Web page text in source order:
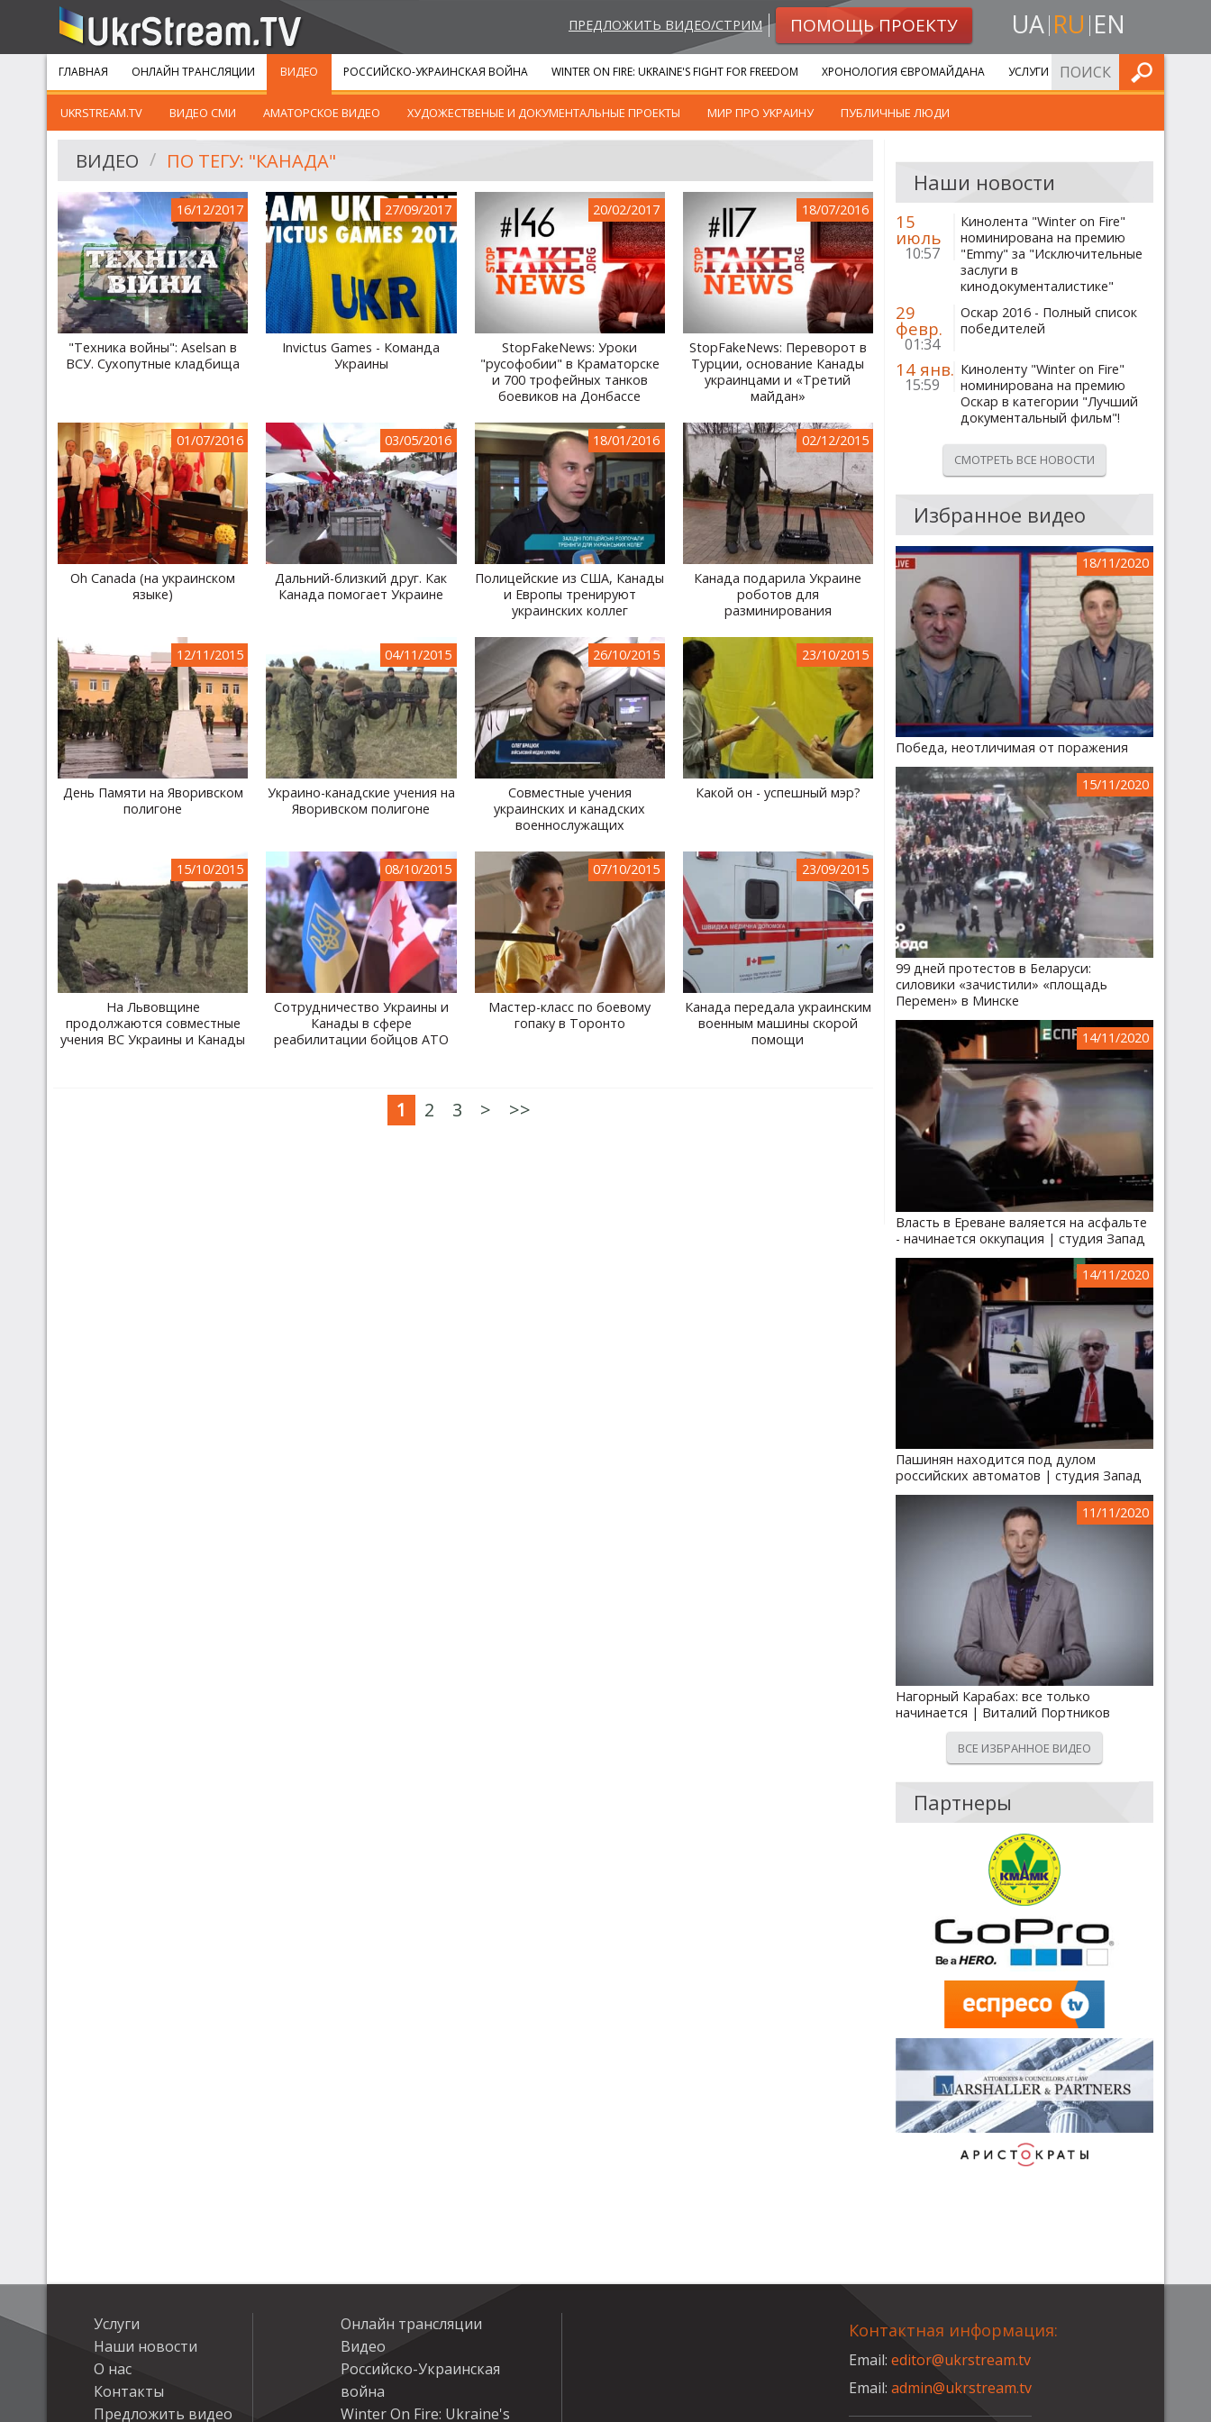
ПРЕДЛОЖИТЬ ВИДЕО/СТРИМ ПОМОЩЬ ПРОЕКТУ UA RU EN
ГЛАВНАЯ ОНЛАЙН ТРАНСЛЯЦИИ ВИДЕО
UKRSTREAM.TV ВИДЕО СМИ АМАТОРСКОЕ ВИДЕО ХУДОЖЕСТВЕНЫЕ И ДОКУМЕНТАЛЬНЫЕ ПРОЕКТЫ МИР ПРО УКРАИНУ ПУБЛИЧНЫЕ ЛЮДИ
РОССИЙСКО-УКРАИНСКАЯ ВОЙНА WINTER ON FIRE: UKRAINE'S FIGHT FOR FREEDOM ХРОНОЛОГИЯ ЄВРОМАЙДАНА УСЛУГИ ИСКАТЬ
ВИДЕО ПО ТЕГУ: "КАНАДА"
16/12/2017
"Техника войны": Aselsan в
ВСУ. Сухопутные кладбища
27/09/2017
Invictus Games - Команда
Украины
20/02/2017
StopFakeNews: Уроки
"русофобии" в Краматорске
и 700 трофейных танков
боевиков на Донбассе
18/07/2016
StopFakeNews: Переворот в
Турции, основание Канады
украинцами и «Третий
майдан»
01/07/2016
Oh Canada (на украинском
языке)
03/05/2016
Дальний-близкий друг. Как
Канада помогает Украине
18/01/2016
Полицейские из США, Канады
и Европы тренируют
украинских коллег
02/12/2015
Канада подарила Украине
роботов для
разминирования
12/11/2015
День Памяти на Яворивском
полигоне
04/11/2015
Украино-канадские учения на
Яворивском полигоне
26/10/2015
Совместные учения
украинских и канадских
военнослужащих
23/10/2015
Какой он - успешный мэр?
15/10/2015
На Львовщине
продолжаются совместные
учения ВС Украины и Канады
08/10/2015
Сотрудничество Украины и
Канады в сфере
реабилитации бойцов АТО
07/10/2015
Мастер-класс по боевому
гопаку в Торонто
23/09/2015
Канада передала украинским
военным машины скорой
помощи
1 2 3 > >>
Наши новости
15
июль
10:57
Кинолента "Winter on Fire"
номинирована на премию
"Emmy" за "Исключительные
заслуги в
кинодокументалистике"
29
февр.
01:34
Оскар 2016 - Полный список
победителей
14 янв.
15:59
Киноленту "Winter on Fire"
номинирована на премию
Оскар в категории "Лучший
документальный фильм"!
СМОТРЕТЬ ВСЕ НОВОСТИ
Избранное видео
18/11/2020
Победа, неотличимая от поражения
15/11/2020
99 дней протестов в Беларуси:
силовики «зачистили» «площадь
Перемен» в Минске
14/11/2020
Власть в Ереване валяется на асфальте
- начинается оккупация | студия Запад
14/11/2020
Пашинян находится под дулом
российских автоматов | студия Запад
11/11/2020
Нагорный Карабах: все только
начинается | Виталий Портников
ВСЕ ИЗБРАННОЕ ВИДЕО
Партнеры
Услуги
Наши новости
О нас
Контакты
Предложить видео
Онлайн трансляции
Видео
Российско-Украинская
война
Winter On Fire: Ukraine's
Контактная информация:
Email:editor@ukrstream.tv
Email:admin@ukrstream.tv